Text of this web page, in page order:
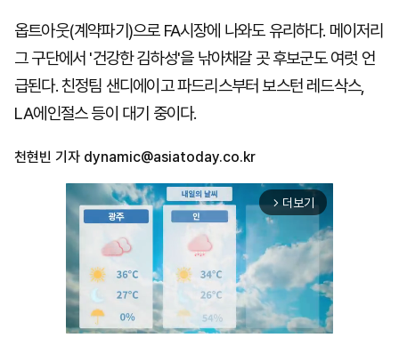
옵트아웃(계약파기)으로 FA시장에 나와도 유리하다. 메이저리
그 구단에서 '건강한 김하성'을 낚아채갈 곳 후보군도 여럿 언
급된다. 친정팀 샌디에이고 파드리스부터 보스턴 레드삭스,
LA에인절스 등이 대기 중이다.
천현빈 기자 dynamic@asiatoday.co.kr
arrow_forward_ios 더보기